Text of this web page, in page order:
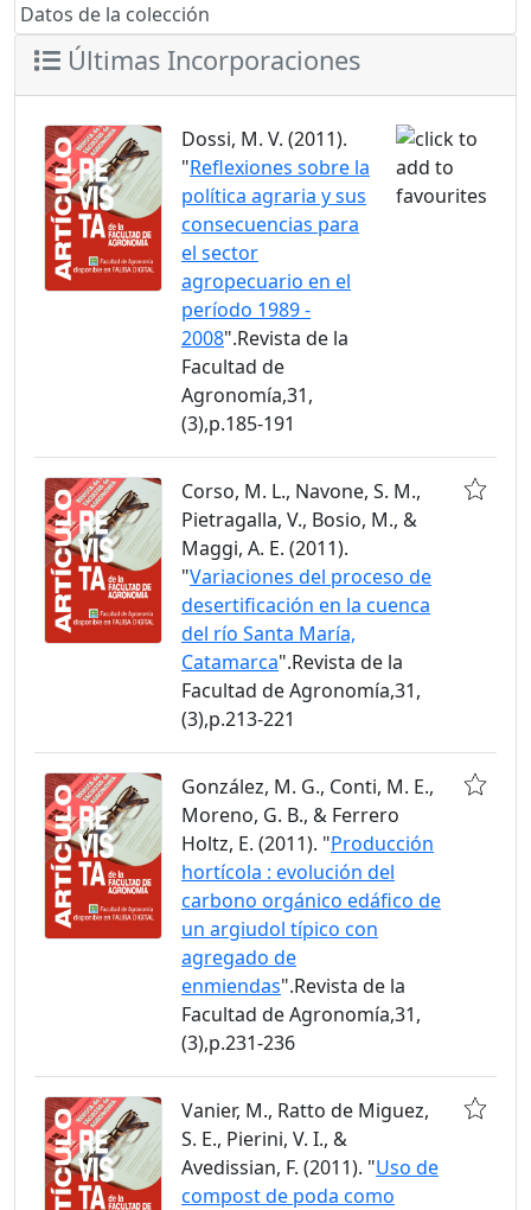
Datos de la colección
Últimas Incorporaciones
Dossi, M. V. (2011).
"Reflexiones sobre la
política agraria y sus
consecuencias para
el sector
agropecuario en el
período 1989 -
2008".Revista de la
Facultad de
Agronomía,31,
(3),p.185-191
Corso, M. L., Navone, S. M.,
Pietragalla, V., Bosio, M., &
Maggi, A. E. (2011).
"Variaciones del proceso de
desertificación en la cuenca
del río Santa María,
Catamarca".Revista de la
Facultad de Agronomía,31,
(3),p.213-221
González, M. G., Conti, M. E.,
Moreno, G. B., & Ferrero
Holtz, E. (2011). "Producción
hortícola : evolución del
carbono orgánico edáfico de
un argiudol típico con
agregado de
enmiendas".Revista de la
Facultad de Agronomía,31,
(3),p.231-236
Vanier, M., Ratto de Miguez,
S. E., Pierini, V. I., &
Avedissian, F. (2011). "Uso de
compost de poda como